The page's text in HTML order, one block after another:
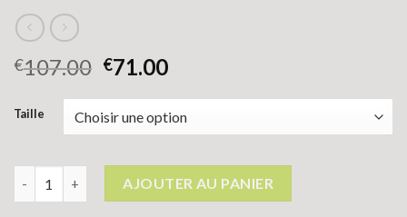
€107.00 €71.00
Taille
quantité de superdry doudoune
AJOUTER AU PANIER